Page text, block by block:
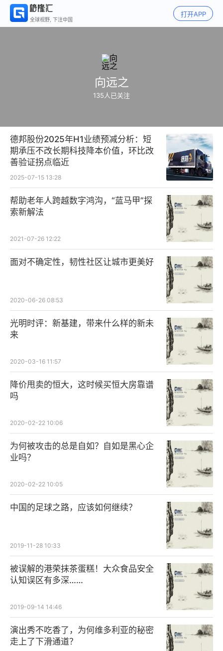
全球视野, 下注中国
打开APP
向远之
135 人已关注
德邦股份2025年H1业绩预减分析：短
期承压不改长期科技降本价值，环比改
善验证拐点临近
2025-07-15 13:28
帮助老年人跨越数字鸿沟，“蓝马甲”探
索新解法
2021-07-26 12:22
面对不确定性，韧性社区让城市更美好
2020-06-26 08:53
光明时评：新基建，带来什么样的新未
来
2020-03-16 11:57
降价甩卖的恒大，这时候买恒大房靠谱
吗
2020-02-22 10:06
为何被攻击的总是自如？自如是黑心企
业吗？
2020-02-22 10:05
中国的足球之路，应该如何继续？
2019-11-28 10:33
被误解的港荣抹茶蛋糕！大众食品安全
认知误区有多深……
2019-09-14 14:46
演出秀不吃香了，为何维多利亚的秘密
走上了下滑通道？